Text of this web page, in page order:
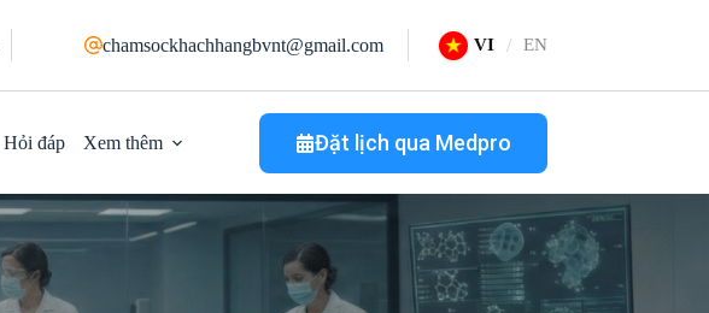
chamsockhachhangbvnt@gmail.com EN
VI
Hỏi đáp Xem thêm Đặt lịch qua Medpro